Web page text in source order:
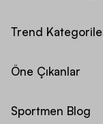
Trend
Öne Çıkanlar
Sportmen Blog